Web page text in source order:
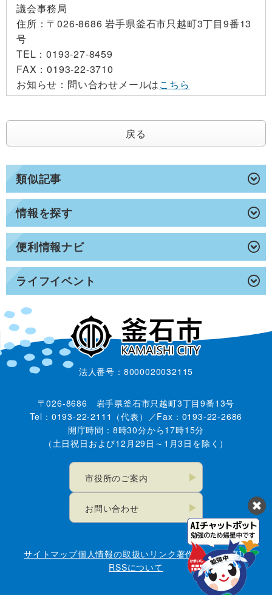
類似記事
情報を探す
便利情報ナビ
ライフイベント
議会事務局
住所： 〒026-8686 岩手県釜石市只越町3丁目9番13
号
TEL：0193-27-8459
FAX：0193-22-3710
お知らせ： 問い合わせメールはこちら
戻る
法人番号：8000020032115
〒026-8686 岩手県釜石市只越町3丁目9番13号
Tel：0193-22-2111（代表）／Fax：0193-22-2686
開庁時間：8時30分から17時15分
（土日祝日および12月29日～1月3日を除く）
市役所のご案内
お問い合わせ
サイトマップ個人情報の取扱い リンク著作権・免責事項
RSSについて